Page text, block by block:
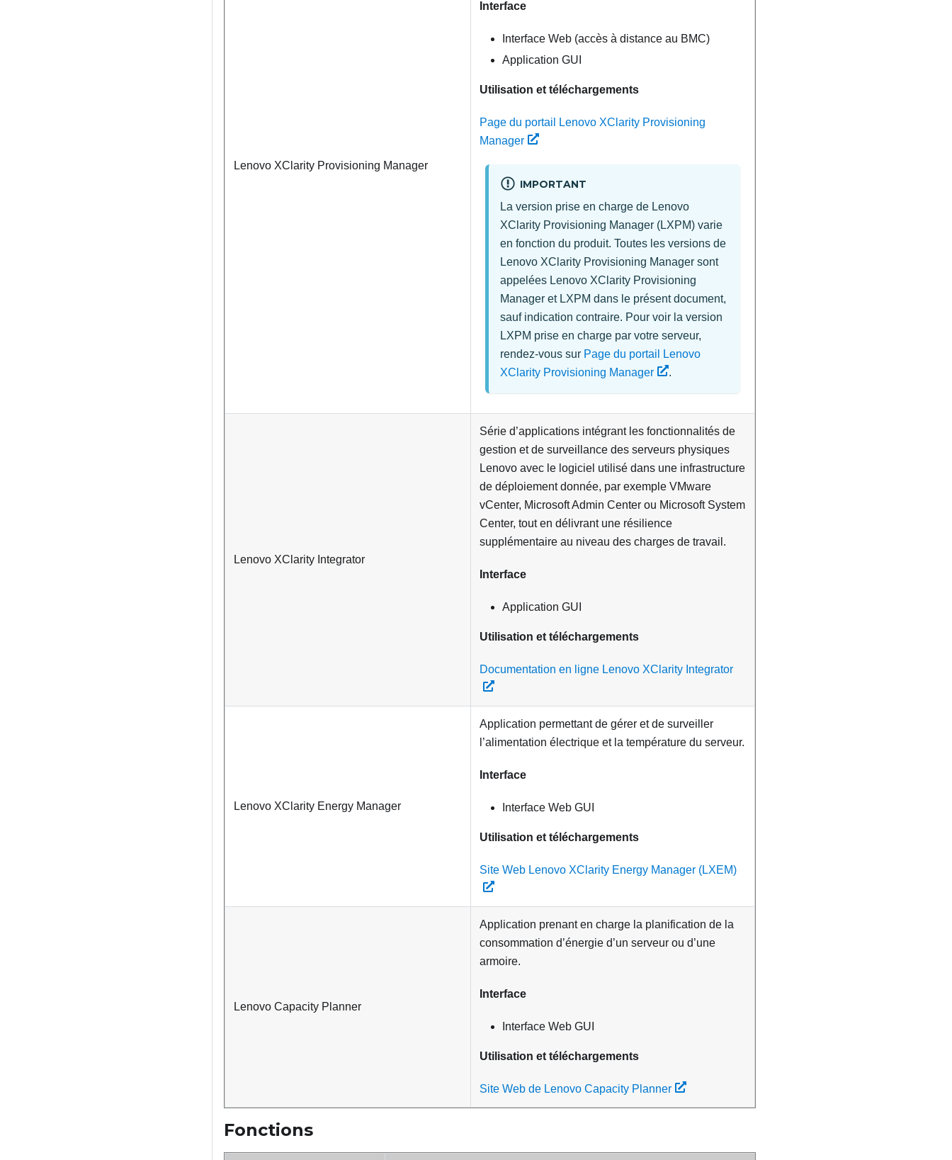
Lenovo XClarity Provisioning Manager
Interface
Interface Web (accès à distance au BMC)
Application GUI
Utilisation et téléchargements
Page du portail Lenovo XClarity Provisioning
Manager
IMPORTANT
La version prise en charge de Lenovo
XClarity Provisioning Manager (LXPM) varie
en fonction du produit. Toutes les versions de
Lenovo XClarity Provisioning Manager sont
appelées Lenovo XClarity Provisioning
Manager et LXPM dans le présent document,
sauf indication contraire. Pour voir la version
LXPM prise en charge par votre serveur,
rendez-vous sur Page du portail Lenovo
XClarity Provisioning Manager
.
Lenovo XClarity Integrator
Série d’applications intégrant les fonctionnalités de
gestion et de surveillance des serveurs physiques
Lenovo avec le logiciel utilisé dans une infrastructure
de déploiement donnée, par exemple VMware
vCenter, Microsoft Admin Center ou Microsoft System
Center, tout en délivrant une résilience
supplémentaire au niveau des charges de travail.
Interface
Application GUI
Utilisation et téléchargements
Documentation en ligne Lenovo XClarity Integrator
Lenovo XClarity Energy Manager
Application permettant de gérer et de surveiller
l’alimentation électrique et la température du serveur.
Interface
Interface Web GUI
Utilisation et téléchargements
Site Web Lenovo XClarity Energy Manager (LXEM)
Lenovo Capacity Planner
Application prenant en charge la planification de la
consommation d’énergie d’un serveur ou d’une
armoire.
Interface
Interface Web GUI
Utilisation et téléchargements
Site Web de Lenovo Capacity Planner
Fonctions